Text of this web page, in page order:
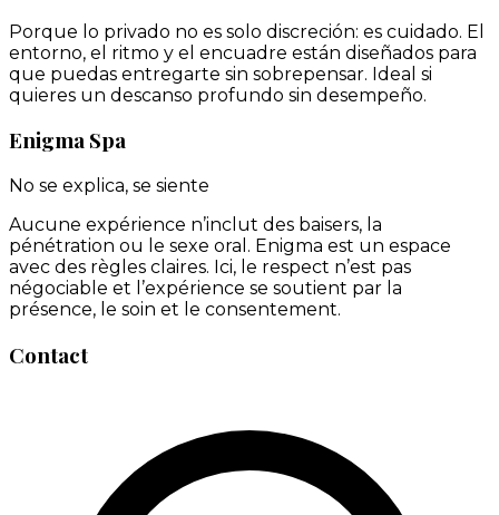
Porque lo privado no es solo discreción: es cuidado. El
entorno, el ritmo y el encuadre están diseñados para
que puedas entregarte sin sobrepensar. Ideal si
quieres un descanso profundo sin desempeño.
Enigma Spa
No se explica, se siente
Aucune expérience n’inclut des baisers, la
pénétration ou le sexe oral. Enigma est un espace
avec des règles claires. Ici, le respect n’est pas
négociable et l’expérience se soutient par la
présence, le soin et le consentement.
Contact